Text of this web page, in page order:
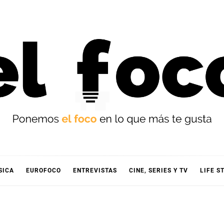
EUROFOCO ENTREVISTAS CINE, SERIES Y TV LIFE